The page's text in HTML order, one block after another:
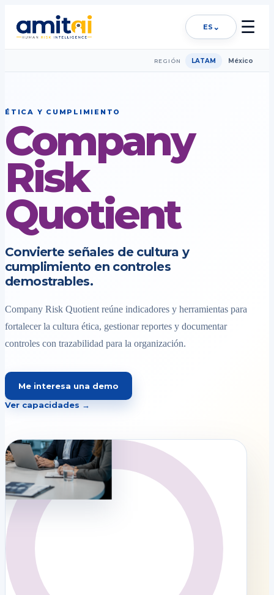
ES ⌄ ☰
REGIÓN LATAM México
ÉTICA Y CUMPLIMIENTO
Company
Risk
Quotient
Convierte señales de cultura y
cumplimiento en controles
demostrables.
Company Risk Quotient reúne indicadores y herramientas para
fortalecer la cultura ética, gestionar reportes y documentar
controles con trazabilidad para la organización.
Me interesa una demo
Ver capacidades →